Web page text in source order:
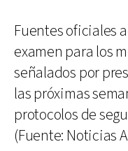
Fuentes oficiales
examen para los
señalados por
las próximas
protocolos de
(Fuente: Noticias